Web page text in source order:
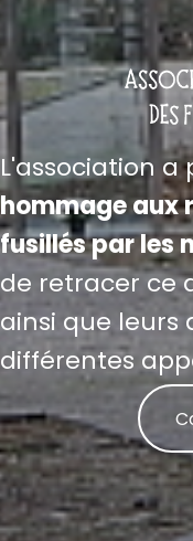
L'association
hommage aux
fusillés par les
de retracer ce
ainsi que leurs
différentes